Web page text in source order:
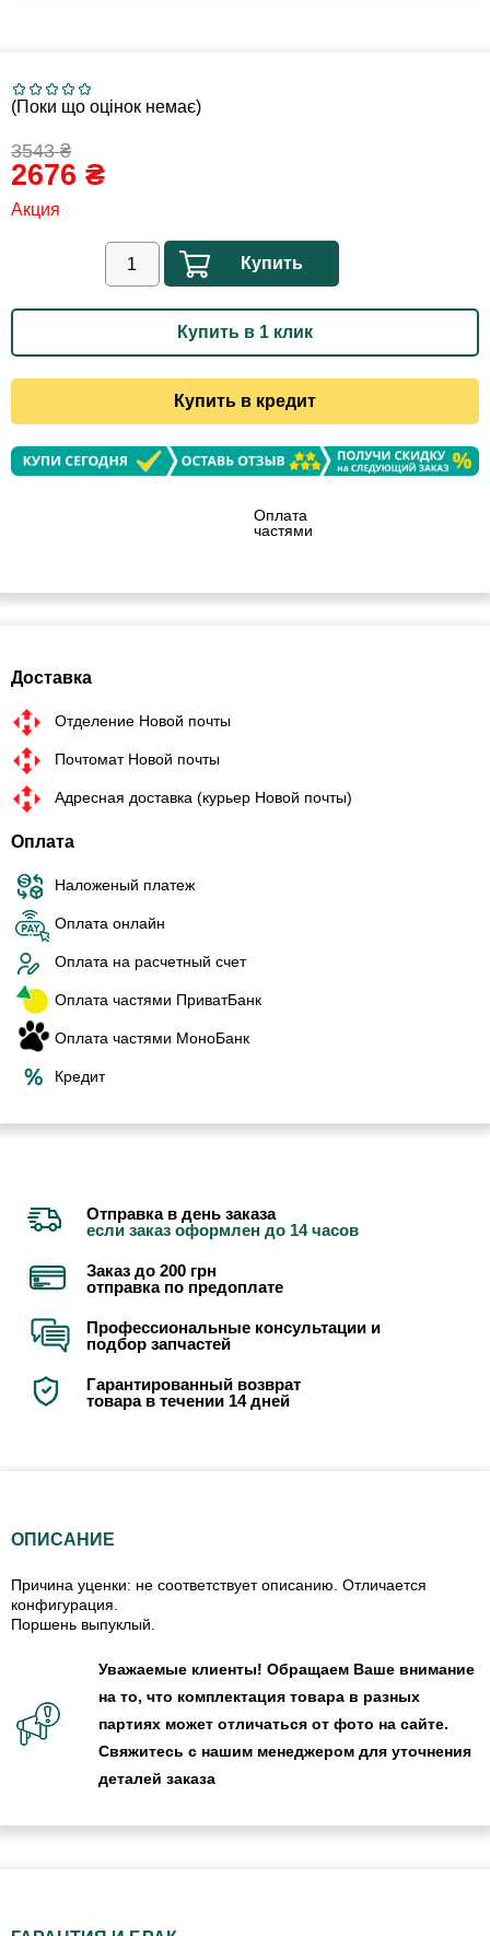
(Поки що оцінок немає)
Акция
2676 ₴
3543₴
Купить
Купить в 1 клик
Купить в кредит
Оплата
частями
Доставка
Отделение Новой почты
Почтомат Новой почты
Адресная доставка (курьер Новой почты)
Оплата
Наложеный платеж
Оплата онлайн
Оплата на расчетный счет
Оплата частями ПриватБанк
Оплата частями МоноБанк
Кредит
Отправка в день заказа
если заказ оформлен до 14 часов
Заказ до 200 грн
отправка по предоплате
Профессиональные консультации и
подбор запчастей
Гарантированный возврат
товара в течении 14 дней
ОПИСАНИЕ
Причина уценки: не соответствует описанию. Отличается
конфигурация.
Поршень выпуклый.
Уважаемые клиенты! Обращаем Ваше внимание
на то, что комплектация товара в разных
партиях может отличаться от фото на сайте.
Свяжитесь с нашим менеджером для уточнения
деталей заказа